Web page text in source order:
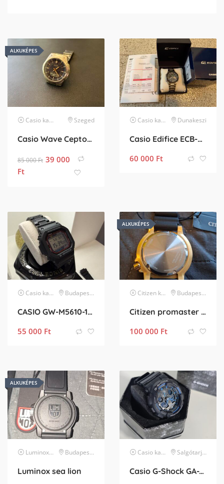
ALKUKÉPES
Casio karóra Szeged
Casio Wave Ceptor napelemes rádióvezérelt férfi karóra
85 000Ft 39 000
Ft
Casio karóra Dunakeszi
Casio Edifice ECB-950DB
60 000 Ft
Casio karóra Budapest XX. kerület
CASIO GW-M5610-1ER
55 000 Ft
ALKUKÉPES
Citizen karóra Budapest X. kerület
Citizen promaster gold edition
100 000 Ft
ALKUKÉPES
Luminox karóraBudapest X. kerület
Luminox sea lion
Casio karóra Salgótarján
Casio G-Shock GA-100 1A-2ER – kék design